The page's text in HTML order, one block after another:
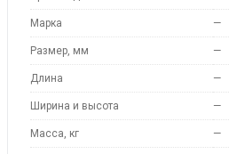
Марка —
Размер, мм —
Длина —
Ширина и высота —
Масса, кг —